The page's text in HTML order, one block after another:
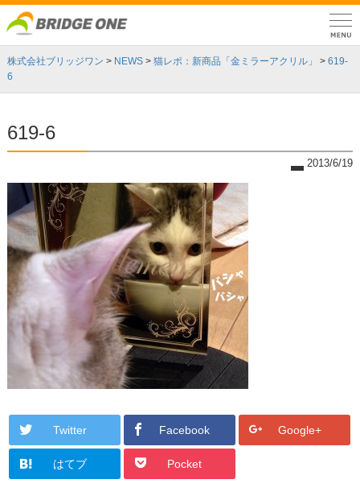
株式会社ブリッジワン > NEWS > 猫レポ：新商品「金ミラーアクリル」 > 619-
6
619-6
2013/6/19
Twitter Facebook Google+
はてブ Pocket